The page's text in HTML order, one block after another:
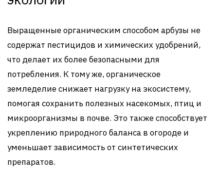
Выращенные органическим способом арбузы не
содержат пестицидов и химических удобрений,
что делает их более безопасными для
потребления. К тому же, органическое
земледелие снижает нагрузку на экосистему,
помогая сохранить полезных насекомых, птиц и
микроорганизмы в почве. Это также способствует
укреплению природного баланса в огороде и
уменьшает зависимость от синтетических
препаратов.